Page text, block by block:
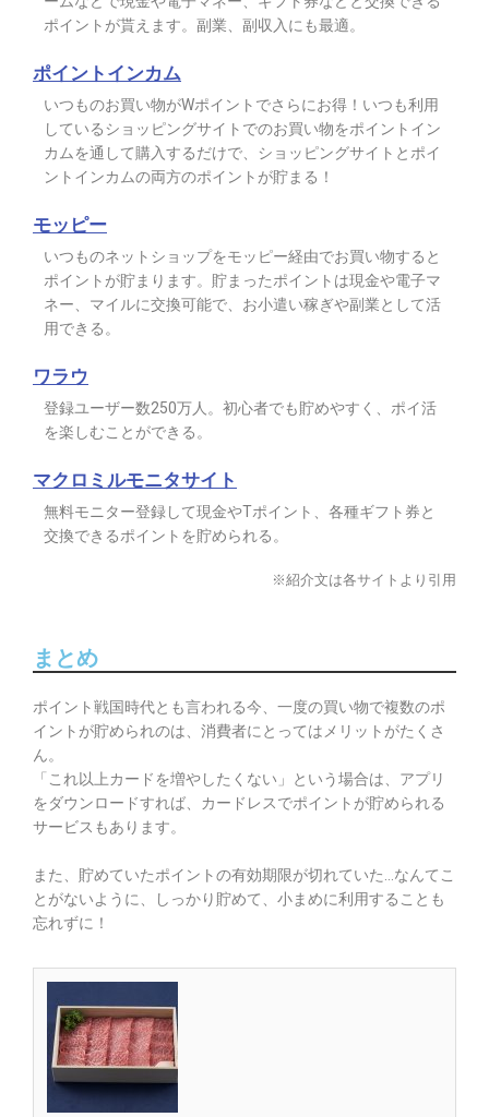
ポイントが貰えます。副業、副収入にも最適。
ポイントインカム
いつものお買い物がWポイントでさらにお得！いつも利用
しているショッピングサイトでのお買い物をポイントイン
カムを通して購入するだけで、ショッピングサイトとポイ
ントインカムの両方のポイントが貯まる！
モッピー
いつものネットショップをモッピー経由でお買い物すると
ポイントが貯まります。貯まったポイントは現金や電子マ
ネー、マイルに交換可能で、お小遣い稼ぎや副業として活
用できる。
ワラウ
登録ユーザー数250万人。初心者でも貯めやすく、ポイ活
を楽しむことができる。
マクロミルモニタサイト
無料モニター登録して現金やTポイント、各種ギフト券と
交換できるポイントを貯められる。
※紹介文は各サイトより引用
まとめ
ポイント戦国時代とも言われる今、一度の買い物で複数のポ
イントが貯められのは、消費者にとってはメリットがたくさ
ん。
「これ以上カードを増やしたくない」という場合は、アプリ
をダウンロードすれば、カードレスでポイントが貯められる
サービスもあります。
また、貯めていたポイントの有効期限が切れていた…なんてこ
とがないように、しっかり貯めて、小まめに利用することも
忘れずに！